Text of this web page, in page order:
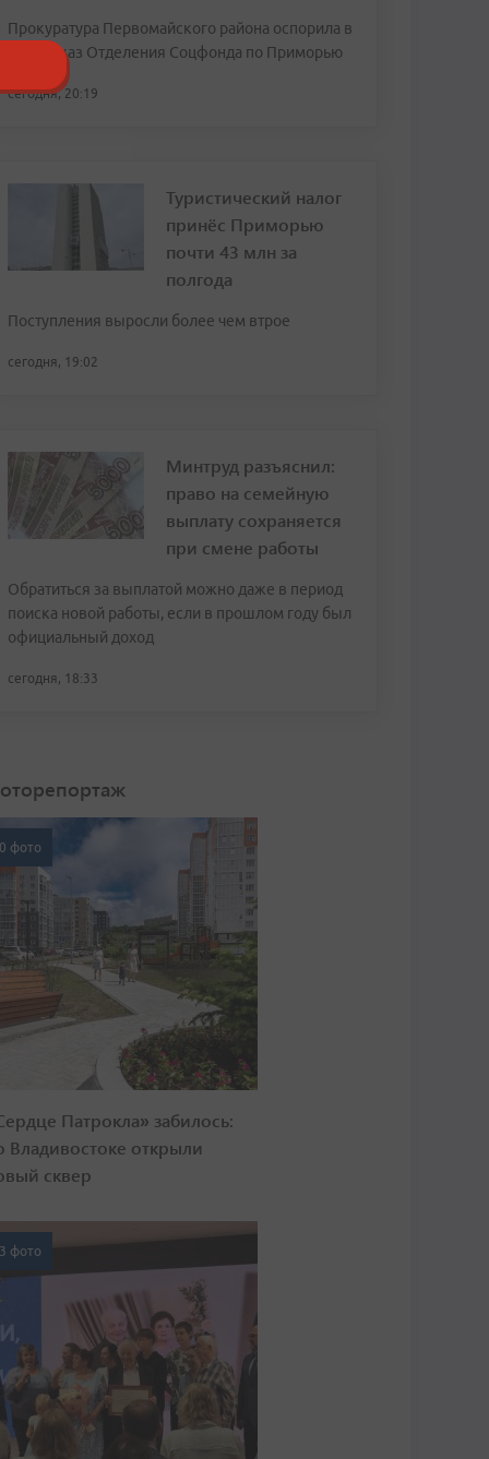
Прокуратура Первомайского района оспорила в
суде отказ Отделения Соцфонда по Приморью
сегодня, 20:19
Туристический налог
принёс Приморью
почти 43 млн за
полгода
Поступления выросли более чем втрое
сегодня, 19:02
Минтруд разъяснил:
право на семейную
выплату сохраняется
при смене работы
Обратиться за выплатой можно даже в период
поиска новой работы, если в прошлом году был
официальный доход
сегодня, 18:33
фото
Патрокла» забилось:
Владивостоке открыли
сквер
фото